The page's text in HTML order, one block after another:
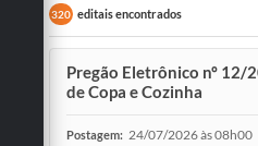
320 editais encontrados
Pregão Eletrônico nº 12/
de Copa e Cozinha
Postagem: 24/07/2026 às 08h00